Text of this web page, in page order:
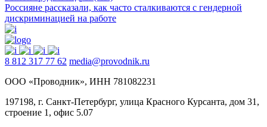
Россияне рассказали, как часто сталкиваются с гендерной
дискриминацией на работе
8 812 317 77 62 media@provodnik.ru
ООО «Проводник», ИНН 781082231
197198, г. Санкт-Петербург, улица Красного Курсанта, дом 31,
строение 1, офис 5.07